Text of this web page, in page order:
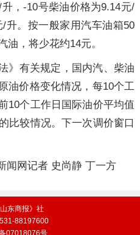
，-10号柴油价格为9.14元/
升。按一般家用汽车油箱50
油，将少花约14元。
》有关规定，国内汽、柴油
油价格变化情况，每10个工
10个工作日国际油价平均值
比较情况。下一次调价窗口
闻网记者 史尚静 丁一方
东商报》社
88197600
07018076号